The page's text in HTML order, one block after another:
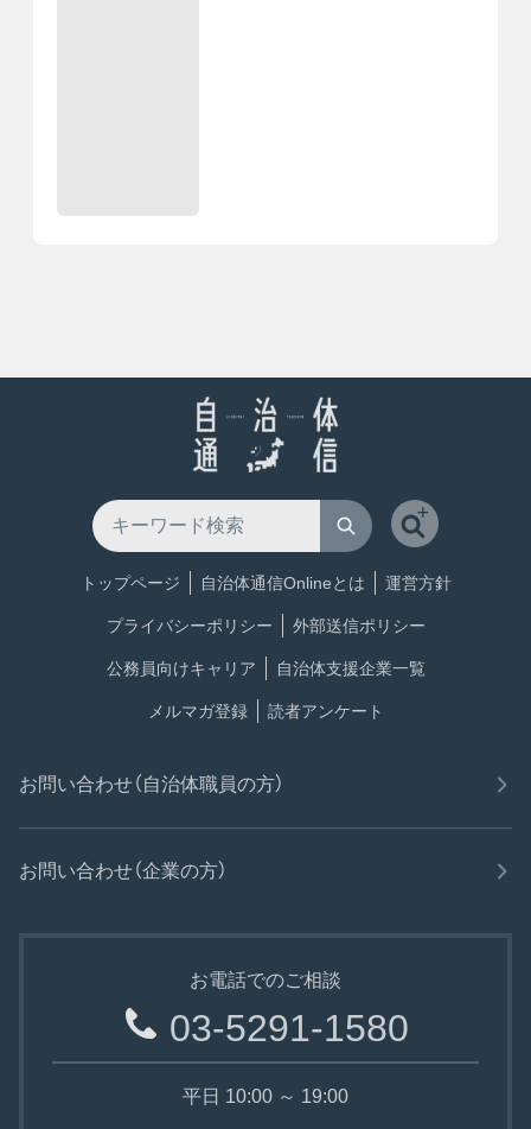
トップページ 自治体通信Onlineとは 運営方針
プライバシーポリシー 外部送信ポリシー
公務員向けキャリア 自治体支援企業一覧
メルマガ登録 読者アンケート
お問い合わせ（自治体職員の方）
お問い合わせ（企業の方）
お電話でのご相談
03-5291-1580
平日 10:00 ～ 19:00